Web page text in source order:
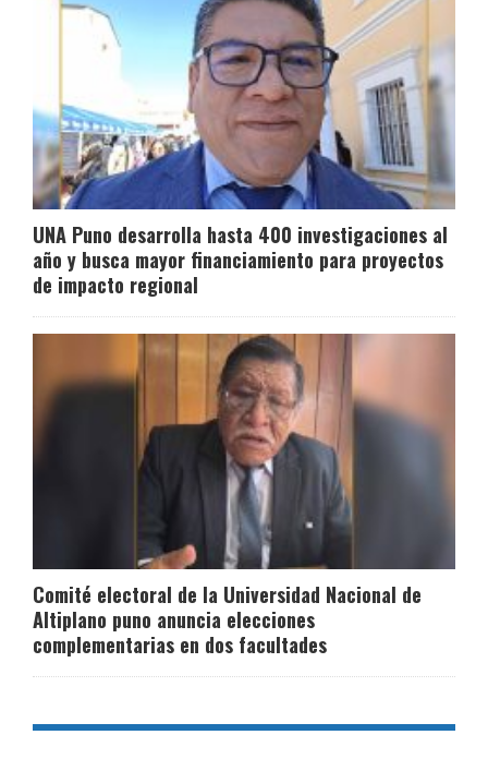
UNA Puno desarrolla hasta 400 investigaciones al
año y busca mayor financiamiento para proyectos
de impacto regional
Comité electoral de la Universidad Nacional de
Altiplano puno anuncia elecciones
complementarias en dos facultades